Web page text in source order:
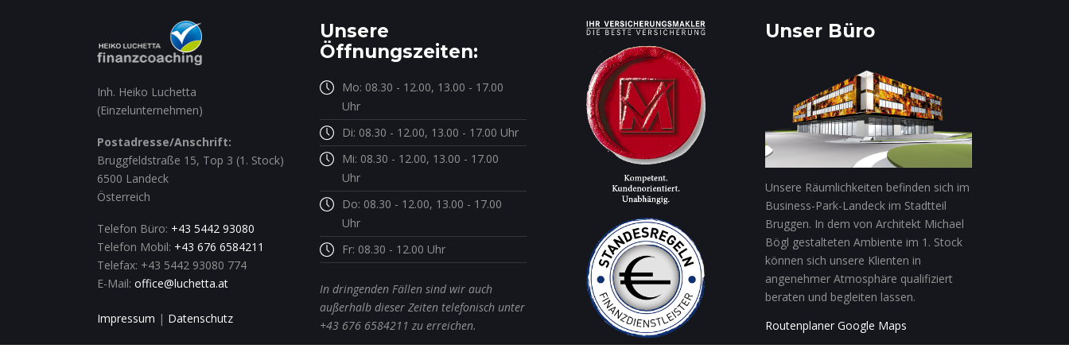
Inh. Heiko Luchetta
(Einzelunternehmen)
Postadresse/Anschrift:
Bruggfeldstraße 15, Top 3 (1. Stock)
6500 Landeck
Österreich
Telefon Büro: +43 5442 93080
Telefon Mobil: +43 676 6584211
Telefax: +43 5442 93080 774
E-Mail: office@luchetta.at
Impressum | Datenschutz
Unsere
Öffnungszeiten:
Mo: 08.30 - 12.00, 13.00 - 17.00
Uhr
Di: 08.30 - 12.00, 13.00 - 17.00 Uhr
Mi: 08.30 - 12.00, 13.00 - 17.00
Uhr
Do: 08.30 - 12.00, 13.00 - 17.00
Uhr
Fr: 08.30 - 12.00 Uhr
In dringenden Fällen sind wir auch
außerhalb dieser Zeiten telefonisch unter
+43 676 6584211 zu erreichen.
Unser Büro
Unsere Räumlichkeiten befinden sich im
Business-Park-Landeck im Stadtteil
Bruggen. In dem von Architekt Michael
Bögl gestalteten Ambiente im 1. Stock
können sich unsere Klienten in
angenehmer Atmosphäre qualifiziert
beraten und begleiten lassen.
Routenplaner Google Maps